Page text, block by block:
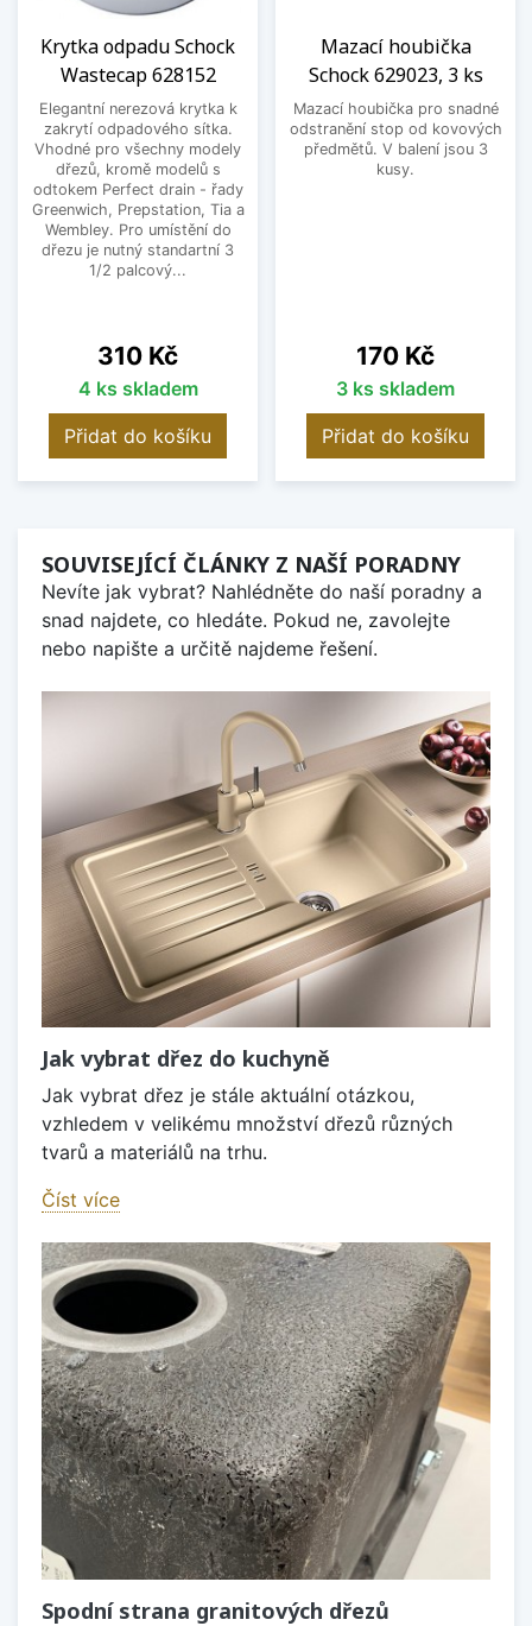
Krytka odpadu Schock
Wastecap 628152
Elegantní nerezová krytka k
zakrytí odpadového sítka.
Vhodné pro všechny modely
dřezů, kromě modelů s
odtokem Perfect drain - řady
Greenwich, Prepstation, Tia a
Wembley. Pro umístění do
dřezu je nutný standartní 3
1/2 palcový...
Cena
310 Kč
4 ks skladem
Přidat do košíku
Mazací houbička
Schock 629023, 3 ks
Mazací houbička pro snadné
odstranění stop od kovových
předmětů. V balení jsou 3
kusy.
Cena
170 Kč
3 ks skladem
Přidat do košíku
SOUVISEJÍCÍ ČLÁNKY Z NAŠÍ PORADNY
Nevíte jak vybrat? Nahlédněte do naší poradny a
snad najdete, co hledáte. Pokud ne, zavolejte
nebo napište a určitě najdeme řešení.
Jak vybrat dřez do kuchyně
Jak vybrat dřez je stále aktuální otázkou,
vzhledem v velikému množství dřezů různých
tvarů a materiálů na trhu.
Číst více
Spodní strana granitových dřezů